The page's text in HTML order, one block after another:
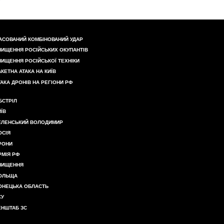
КОМБІНОВАНИЙ УДАР
РОСІЙСЬКИХ ОКУПАНТІВ
РОСІЙСЬКОЇ ТЕХНІКИ
АТАКА НА КИЇВ
ДРОНІВ НА РЕГІОНИ РФ
ВОЛОДИМИР
РФ
ОБЛАСТЬ
ЗС